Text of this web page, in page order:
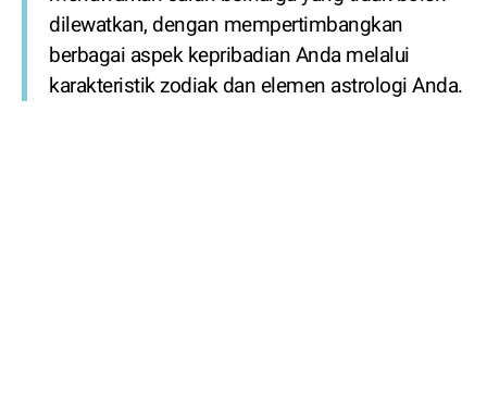
dilewatkan, dengan mempertimbangkan
berbagai aspek kepribadian Anda melalui
karakteristik zodiak dan elemen astrologi Anda.